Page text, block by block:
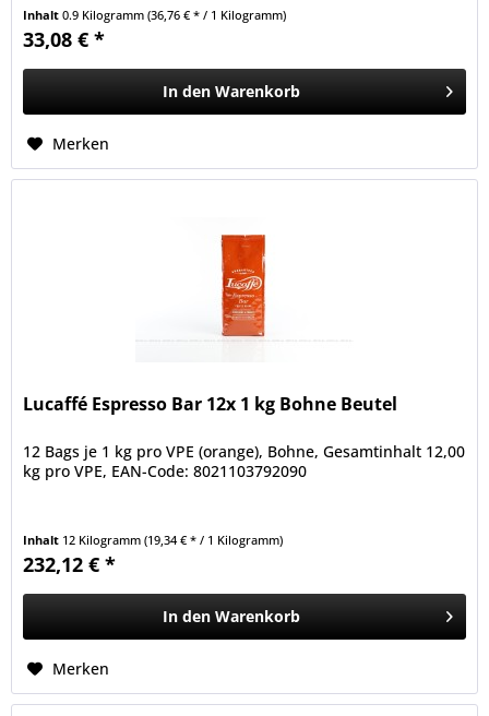
Inhalt0.9 Kilogramm(36,76 € * / 1 Kilogramm)
33,08 € *
In den Warenkorb
Merken
Lucaffé Espresso Bar 12x 1 kg Bohne Beutel
12 Bags je 1 kg pro VPE (orange), Bohne, Gesamtinhalt 12,00
kg pro VPE, EAN-Code: 8021103792090
Inhalt 12 Kilogramm(19,34 € * / 1 Kilogramm)
232,12 € *
In den Warenkorb
Merken